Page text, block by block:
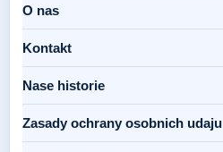
O nas
Kontakt
Nase historie
Zasady ochrany osobnich udaju